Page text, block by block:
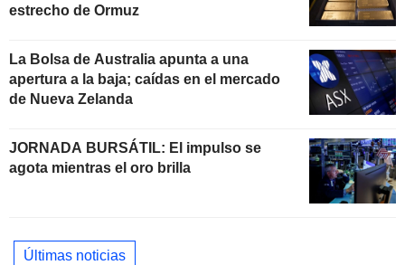
estrecho de Ormuz
La Bolsa de Australia apunta a una
apertura a la baja; caídas en el mercado
de Nueva Zelanda
JORNADA BURSÁTIL: El impulso se
agota mientras el oro brilla
Últimas noticias